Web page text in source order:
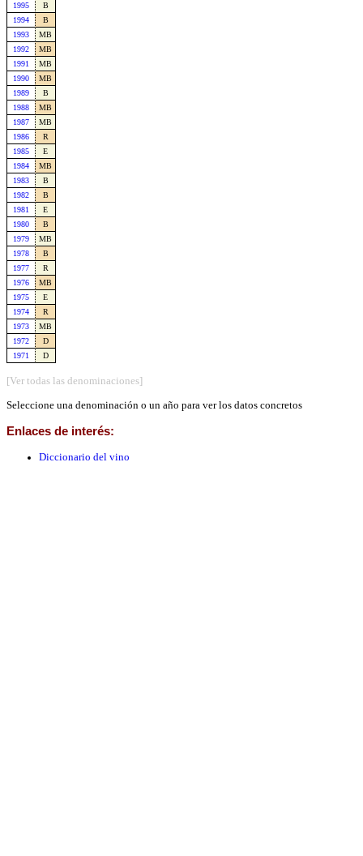
1995
B
1994
B
1993
MB
1992
MB
1991
MB
1990
MB
1989
B
1988
MB
1987
MB
1986
R
1985
E
1984
MB
1983
B
1982
B
1981
E
1980
B
1979
MB
1978
B
1977
R
1976
MB
1975
E
1974
R
1973
MB
1972
D
1971
D
[Ver todas las denominaciones]
Seleccione una denominación o un año para ver los datos concretos
Enlaces de interés:
Diccionario del vino